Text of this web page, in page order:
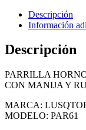
Descripción
Información
Descripción
PARRILLA
CON MANIJA Y
MARCA:
MODELO: PAR61